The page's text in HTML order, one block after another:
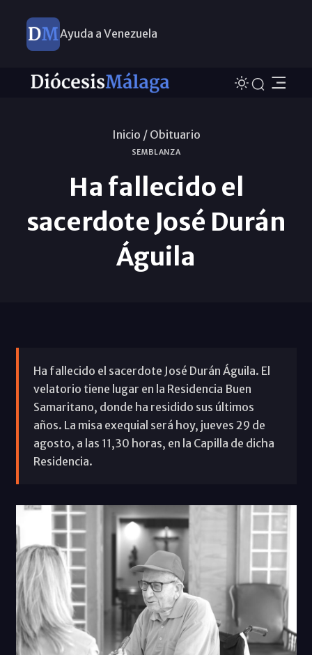
Ayuda a Venezuela
Inicio / Obituario
SEMBLANZA
Ha fallecido el
sacerdote José Durán
Águila
Ha fallecido el sacerdote José Durán Águila. El
velatorio tiene lugar en la Residencia Buen
Samaritano, donde ha residido sus últimos
años. La misa exequial será hoy, jueves 29 de
agosto, a las 11,30 horas, en la Capilla de dicha
Residencia.